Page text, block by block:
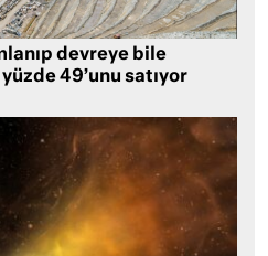
devreye bile
49’unu satıyor